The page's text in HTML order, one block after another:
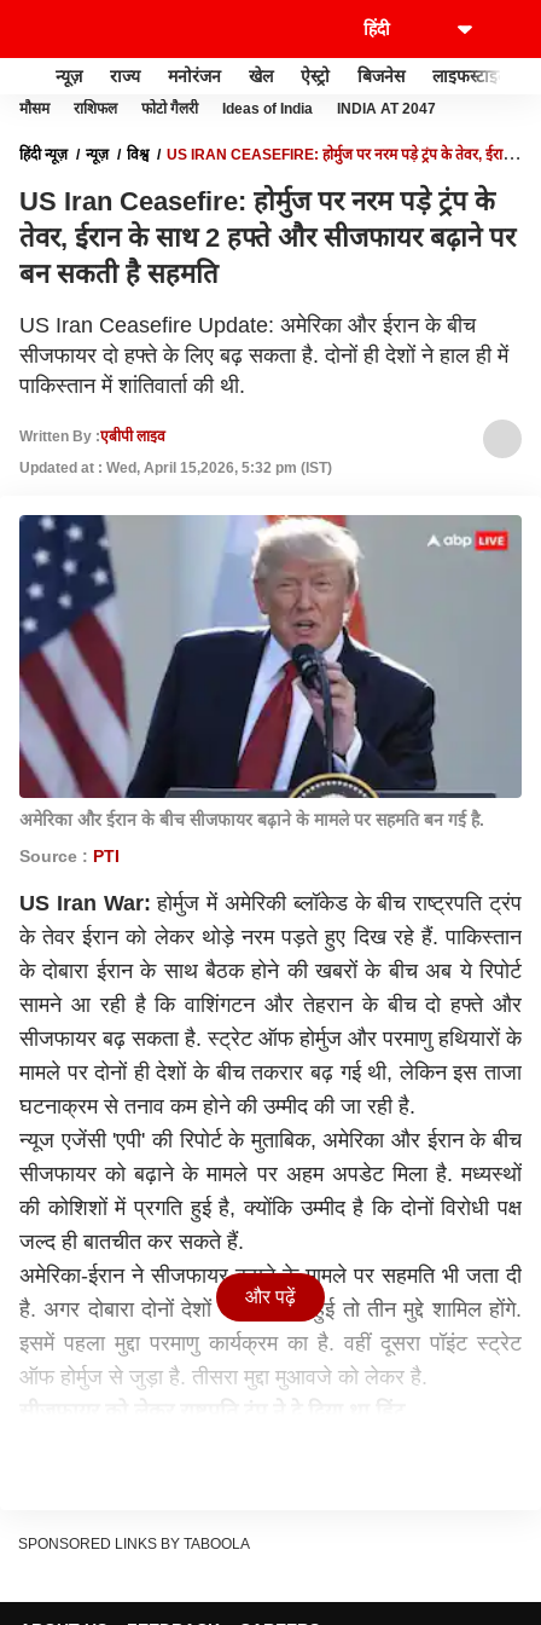
न्यूज़ राज्य मनोरंजन खेल ऐस्ट्रो बिजनेस लाइफस्टाइल
मौसम राशिफल फोटो गैलरी Ideas of India INDIA AT 2047
हिंदी न्यूज़ न्यूज़ विश्व
US IRAN CEASEFIRE: होर्मुज पर नरम पड़े ट्रंप के तेवर, ईरान
US Iran Ceasefire: होर्मुज पर नरम पड़े ट्रंप के
तेवर, ईरान के साथ 2 हफ्ते और सीजफायर बढ़ाने पर
बन सकती है सहमति
US Iran Ceasefire Update: अमेरिका और ईरान के बीच
सीजफायर दो हफ्ते के लिए बढ़ सकता है. दोनों ही देशों ने हाल ही में
पाकिस्तान में शांतिवार्ता की थी.
Written By :एबीपी लाइव
Updated at : Wed, April 15,2026, 5:32 pm (IST)
अमेरिका और ईरान के बीच सीजफायर बढ़ाने के मामले पर सहमति बन गई है.
Source : PTI
US Iran War: होर्मुज में अमेरिकी ब्लॉकेड के बीच राष्ट्रपति ट्रंप
के तेवर ईरान को लेकर थोड़े नरम पड़ते हुए दिख रहे हैं. पाकिस्तान
के दोबारा ईरान के साथ बैठक होने की खबरों के बीच अब ये रिपोर्ट
सामने आ रही है कि वाशिंगटन और तेहरान के बीच दो हफ्ते और
सीजफायर बढ़ सकता है. स्ट्रेट ऑफ होर्मुज और परमाणु हथियारों के
मामले पर दोनों ही देशों के बीच तकरार बढ़ गई थी, लेकिन इस ताजा
घटनाक्रम से तनाव कम होने की उम्मीद की जा रही है.
न्यूज एजेंसी 'एपी' की रिपोर्ट के मुताबिक, अमेरिका और ईरान के बीच
सीजफायर को बढ़ाने के मामले पर अहम अपडेट मिला है. मध्यस्थों
की कोशिशों में प्रगति हुई है, क्योंकि उम्मीद है कि दोनों विरोधी पक्ष
जल्द ही बातचीत कर सकते हैं.
अमेरिका-ईरान ने सीजफायर बढ़ाने के मामले पर सहमति भी जता दी
है. अगर दोबारा दोनों देशों के बीच बात हुई तो तीन मुद्दे शामिल होंगे.
इसमें पहला मुद्दा परमाणु कार्यक्रम का है. वहीं दूसरा पॉइंट स्ट्रेट
ऑफ होर्मुज से जुड़ा है. तीसरा मुद्दा मुआवजे को लेकर है.
ट्रंप का यह रिएक्शन उस बयान के कुछ घंटों बाद आया, जिसमें
और पढ़ें
SPONSORED LINKS BY TABOOLA